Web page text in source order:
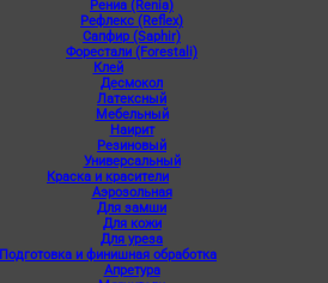
Рениа (Renia)
Рефлекс (Reflex)
Сапфир (Saphir)
Форестали (Forestali)
Клей
Десмокол
Латексный
Мебельный
Наирит
Резиновый
Универсальный
Краска и красители
Аэрозольная
Для замши
Для кожи
Для уреза
Подготовка и финишная обработка
Апретура